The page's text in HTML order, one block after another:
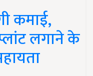
कमाई,
लगाने के